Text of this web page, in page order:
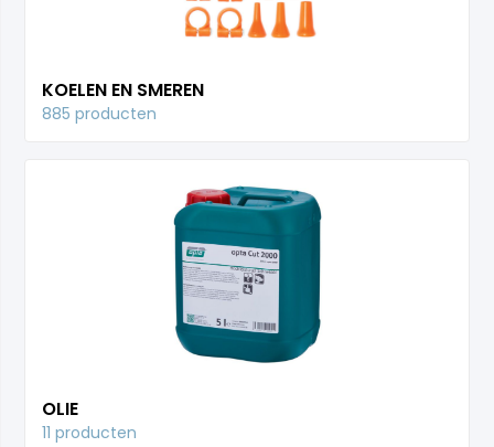
KOELEN EN SMEREN
885 producten
OLIE
11 producten